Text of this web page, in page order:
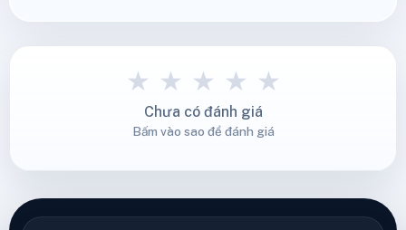
★ ★ ★ ★ ★
Chưa có đánh giá
Bấm vào sao để đánh giá